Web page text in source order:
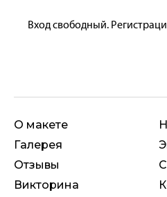
Вход свободный.
О макете
Галерея
Отзывы
Викторина